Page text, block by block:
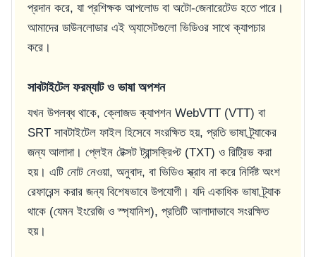
প্রদান করে, যা প্রশিক্ষক আপলোড বা অটো-জেনারেটেড হতে পারে।
আমাদের ডাউনলোডার এই অ্যাসেটগুলো ভিডিওর সাথে ক্যাপচার
করে।
সাবটাইটেল ফরম্যাট ও ভাষা অপশন
যখন উপলব্ধ থাকে, ক্লোজড ক্যাপশন WebVTT (VTT) বা
SRT সাবটাইটেল ফাইল হিসেবে সংরক্ষিত হয়, প্রতি ভাষা ট্র্যাকের
জন্য আলাদা। প্লেইন টেক্সট ট্রান্সক্রিপ্ট (TXT) ও রিট্রিভ করা
হয়। এটি নোট নেওয়া, অনুবাদ, বা ভিডিও স্ক্রাব না করে নির্দিষ্ট অংশ
রেফারেন্স করার জন্য বিশেষভাবে উপযোগী। যদি একাধিক ভাষা ট্র্যাক
থাকে (যেমন ইংরেজি ও স্প্যানিশ), প্রতিটি আলাদাভাবে সংরক্ষিত
হয়।